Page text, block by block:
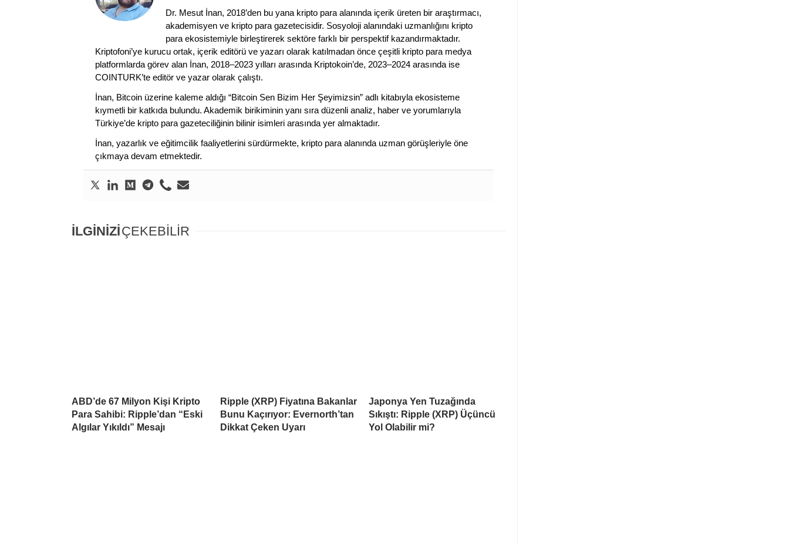
Dr. Mesut İnan, 2018’den bu yana kripto para alanında içerik üreten bir araştırmacı,
akademisyen ve kripto para gazetecisidir. Sosyoloji alanındaki uzmanlığını kripto
para ekosistemiyle birleştirerek sektöre farklı bir perspektif kazandırmaktadır.
Kriptofoni’ye kurucu ortak, içerik editörü ve yazarı olarak katılmadan önce çeşitli kripto para medya
platformlarda görev alan İnan, 2018–2023 yılları arasında Kriptokoin’de, 2023–2024 arasında ise
COINTURK’te editör ve yazar olarak çalıştı.
İnan, Bitcoin üzerine kaleme aldığı “Bitcoin Sen Bizim Her Şeyimizsin” adlı kitabıyla ekosisteme
kıymetli bir katkıda bulundu. Akademik birikiminin yanı sıra düzenli analiz, haber ve yorumlarıyla
Türkiye’de kripto para gazeteciliğinin bilinir isimleri arasında yer almaktadır.
İnan, yazarlık ve eğitimcilik faaliyetlerini sürdürmekte, kripto para alanında uzman görüşleriyle öne
çıkmaya devam etmektedir.
İLGİNİZİÇEKEBİLİR
ABD’de 67 Milyon Kişi Kripto
Para Sahibi: Ripple’dan “Eski
Algılar Yıkıldı” Mesajı
Ripple (XRP) Fiyatına Bakanlar
Bunu Kaçırıyor: Evernorth’tan
Dikkat Çeken Uyarı
Japonya Yen Tuzağında
Sıkıştı: Ripple (XRP) Üçüncü
Yol Olabilir mi?